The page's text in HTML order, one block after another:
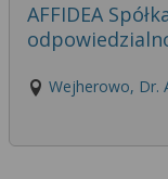
AFFIDEA
Wejherowo, Dr.